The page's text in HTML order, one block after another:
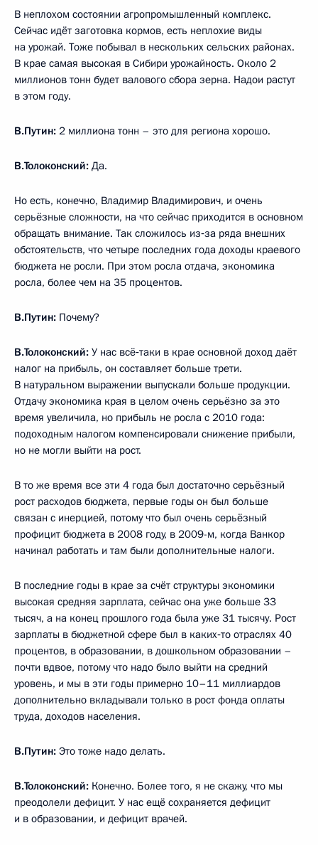
В неплохом состоянии агропромышленный комплекс.
Сейчас идёт заготовка кормов, есть неплохие виды
на урожай. Тоже побывал в нескольких сельских районах.
В крае самая высокая в Сибири урожайность. Около 2
миллионов тонн будет валового сбора зерна. Надои растут
в этом году.
В.Путин: 2 миллиона тонн – это для региона хорошо.
В.Толоконский: Да.
Но есть, конечно, Владимир Владимирович, и очень
серьёзные сложности, на что сейчас приходится в основном
обращать внимание. Так сложилось из‑за ряда внешних
обстоятельств, что четыре последних года доходы краевого
бюджета не росли. При этом росла отдача, экономика
росла, более чем на 35 процентов.
В.Путин: Почему?
В.Толоконский: У нас всё‑таки в крае основной доход даёт
налог на прибыль, он составляет больше трети.
В натуральном выражении выпускали больше продукции.
Отдачу экономика края в целом очень серьёзно за это
время увеличила, но прибыль не росла с 2010 года:
подоходным налогом компенсировали снижение прибыли,
но не могли выйти на рост.
В то же время все эти 4 года был достаточно серьёзный
рост расходов бюджета, первые годы он был больше
связан с инерцией, потому что был очень серьёзный
профицит бюджета в 2008 году, в 2009-м, когда Ванкор
начинал работать и там были дополнительные налоги.
В последние годы в крае за счёт структуры экономики
высокая средняя зарплата, сейчас она уже больше 33
тысяч, а на конец прошлого года была уже 31 тысячу. Рост
зарплаты в бюджетной сфере был в каких‑то отраслях 40
процентов, в образовании, в дошкольном образовании –
почти вдвое, потому что надо было выйти на средний
уровень, и мы в эти годы примерно 10–11 миллиардов
дополнительно вкладывали только в рост фонда оплаты
труда, доходов населения.
В.Путин: Это тоже надо делать.
В.Толоконский: Конечно. Более того, я не скажу, что мы
преодолели дефицит. У нас ещё сохраняется дефицит
и в образовании, и дефицит врачей.